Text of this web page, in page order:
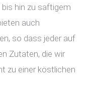
hin zu saftigem
auch
so dass jeder auf
Zutaten, die wir
zu einer köstlichen